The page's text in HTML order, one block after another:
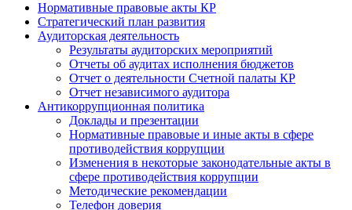
Нормативные правовые акты КР
Стратегический план развития
Аудиторская деятельность
Результаты аудиторских мероприятий
Отчеты об аудитах исполнения бюджетов
Отчет о деятельности Счетной палаты КР
Отчет независимого аудитора
Антикоррупционная политика
Доклады и презентации
Нормативные правовые и иные акты в сфере
противодействия коррупции
Изменения в некоторые законодательные акты в
сфере противодействия коррупции
Методические рекомендации
Телефон доверия